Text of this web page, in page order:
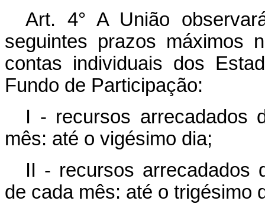
Art. 4° A União
seguintes prazos máximos
contas individuais dos
Fundo de Participação:
I - recursos arrecadados
mês: até o vigésimo dia;
II - recursos arrecadados
de cada mês: até o trigésimo